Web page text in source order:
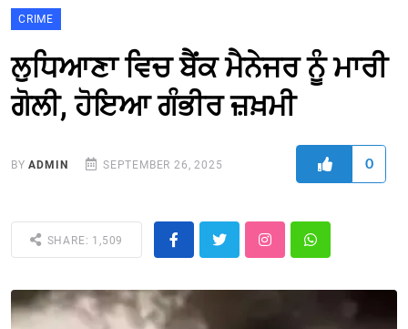
CRIME
ਲੁਧਿਆਣਾ ਵਿਚ ਬੈਂਕ ਮੈਨੇਜਰ ਨੂੰ ਮਾਰੀ
ਗੋਲੀ, ਹੋਇਆ ਗੰਭੀਰ ਜ਼ਖ਼ਮੀ
BYADMIN SEPTEMBER 26, 2025 0
SHARE: 1,509